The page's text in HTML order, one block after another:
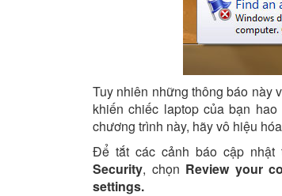
Tuy nhiên những thông báo này
khiến chiếc laptop của bạn
chương trình này, hãy vô hiệu
Để tắt các cảnh báo cập nhật
Security, chọn Review your
settings.